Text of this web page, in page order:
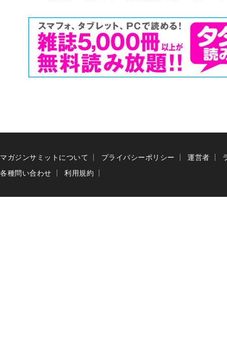
マガジンサミットについて プライバシーポリシー 運営者
各種問い合わせ
利用規約